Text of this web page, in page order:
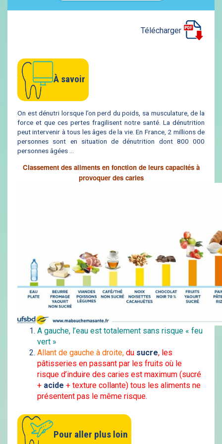
Télécharger
À savoir
On est dénutri lorsque l’on perd du poids, sa musculature, de la
force et que ces pertes fragilisent notre santé. La dénutrition
peut intervenir à tous les âges de la vie. En France, 2 millions de
personnes sont en situation de dénutrition dont 800 000
personnes âgées …
Classement des aliments en fonction de leurs capacités à
provoquer des caries
A gauche, l’eau est totalement sans risque « feu
vert »
Allant de gauche à droite, du sucre, les
pâtisseries en passant par les fruits où le
risque d’induire des caries est maximum (sucré
+ acide + texture collante) tous les aliments ne
présentent pas le même risque.
Pour aller plus loin